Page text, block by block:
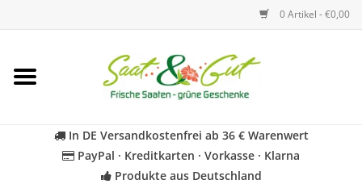
0 Artikel - €0,00
Startseite
In DE Versandkostenfrei ab 36 € Warenwert
PayPal · Kreditkarten · Vorkasse · Klarna
Produkte aus Deutschland